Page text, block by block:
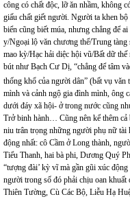
công có chất độc, lỡ ăn nhầm, không
giấu chất giết người. Người ta khen
biển cũng biết múa, nhưng chẳng để
y/Ngoại lộ văn chương thể/Trung
mao kỳ/Hạc hải diệc hội vũ/Bất dữ
bút như Bạch Cư Dị, “chẳng để tâm
thống khổ của người dân” (bất vụ văn
mình và cảnh ngộ gia đình mình, ông
dưới đáy xã hội- ở trong nước cũng
Trở binh hành… Cũng nên kể thêm
niu trân trọng những người phụ nữ tài
động nhất: cô Cầm ở Long thành,
Tiểu Thanh, hai bà phi, Dương Quý
“tượng đài’ kỳ vĩ mà gần gũi xúc
người trong số đó phải chịu oan
Thiên Tường, Cù Các Bộ, Liễu Hạ